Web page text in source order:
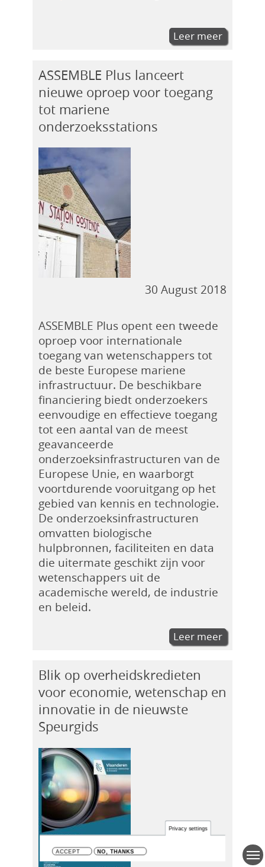
Leer meer
ASSEMBLE Plus lanceert
nieuwe oproep voor toegang
tot mariene
onderzoeksstations
30 August 2018
ASSEMBLE Plus opent een tweede
oproep voor internationale
toegang van wetenschappers tot
de beste Europese mariene
infrastructuur. De beschikbare
financiering biedt onderzoekers
eenvoudige en effectieve toegang
tot een aantal van de meest
geavanceerde
onderzoeksinfrastructuren van de
Europese Unie, en waarborgt
voortdurende vooruitgang op het
gebied van kennis en technologie.
De onderzoeksinfrastructuren
omvatten biologische
hulpbronnen, faciliteiten en data
die uitermate geschikt zijn voor
wetenschappers uit de
academische wereld, de industrie
en beleid.
Leer meer
Blik op overheidskredieten
voor economie, wetenschap en
innovatie in de nieuwste
Speurgids
Privacy settings
ACCEPT NO, THANKS